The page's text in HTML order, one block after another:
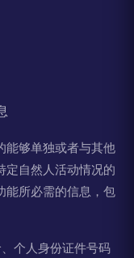
能够单独或者与其他
定自然人活动情况的
能所必需的信息，包
个人身份证件号码